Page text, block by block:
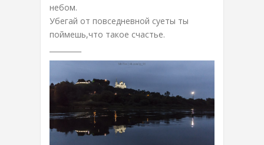
небом.
Убегай от повседневной суеты ты
поймешь,что такое счастье.